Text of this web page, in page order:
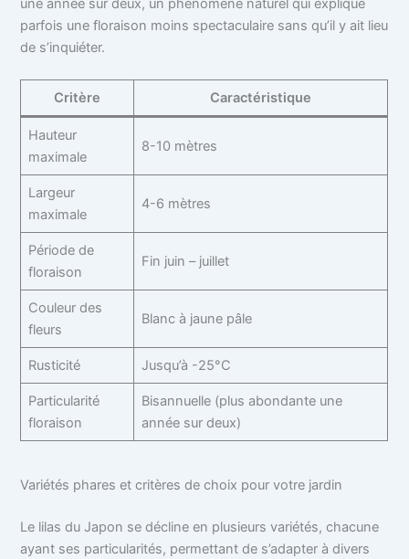
parfois une floraison moins spectaculaire sans qu’il y ait lieu
de s’inquiéter.
Critère Caractéristique
Hauteur
maximale
8-10 mètres
Largeur
maximale
4-6 mètres
Période de
floraison
Fin juin – juillet
Couleur des
fleurs
Blanc à jaune pâle
Rusticité Jusqu’à -25°C
Particularité
floraison
Bisannuelle (plus abondante une
année sur deux)
Variétés phares et critères de choix pour votre jardin
Le lilas du Japon se décline en plusieurs variétés, chacune
ayant ses particularités, permettant de s’adapter à divers